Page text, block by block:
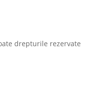
drepturile rezervate